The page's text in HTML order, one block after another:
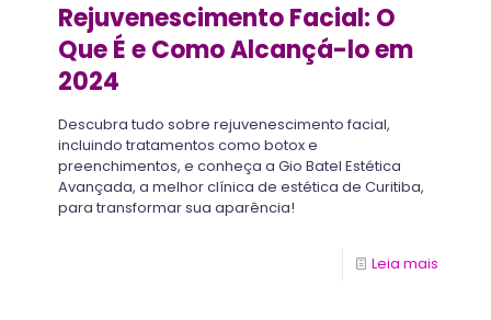
Rejuvenescimento Facial: O
Que É e Como Alcançá-lo em
2024
Descubra tudo sobre rejuvenescimento facial,
incluindo tratamentos como botox e
preenchimentos, e conheça a Gio Batel Estética
Avançada, a melhor clínica de estética de Curitiba,
para transformar sua aparência!
Leia mais